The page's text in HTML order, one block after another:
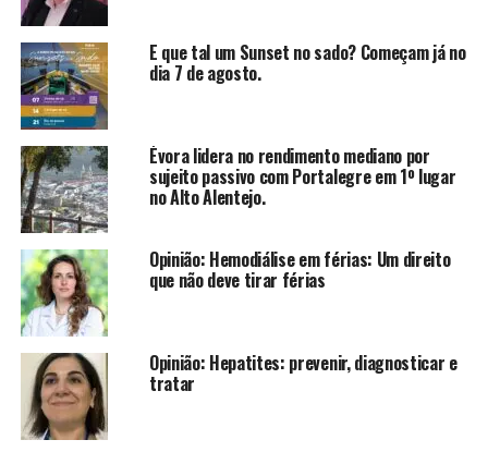
E que tal um Sunset no sado? Começam já no
dia 7 de agosto.
Évora lidera no rendimento mediano por
sujeito passivo com Portalegre em 1º lugar
no Alto Alentejo.
Opinião: Hemodiálise em férias: Um direito
que não deve tirar férias
Opinião: Hepatites: prevenir, diagnosticar e
tratar